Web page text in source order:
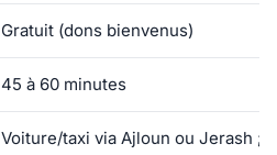
Gratuit (dons bienvenus)
45 à 60 minutes
Voiture/taxi via Ajloun ou Jerash ;